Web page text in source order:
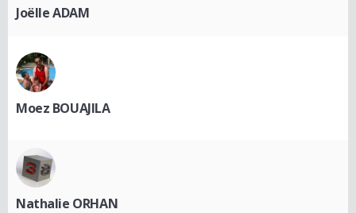
Joëlle ADAM
Moez BOUAJILA
Nathalie ORHAN